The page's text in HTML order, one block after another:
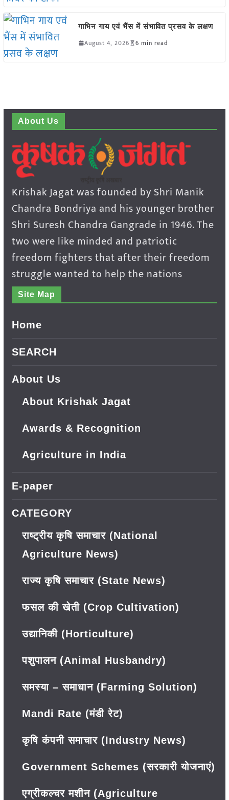
गाभिन गाय एवं भैंस में संभावित प्रसव के लक्षण
August 4, 2026 6 min read
About Us
Krishak Jagat was founded by Shri Manik
Chandra Bondriya and his younger brother
Shri Suresh Chandra Gangrade in 1946. The
two were like minded and patriotic
freedom fighters that after their freedom
struggle wanted to help the nations
Site Map
Home
SEARCH
About Us
About Krishak Jagat
Awards & Recognition
Agriculture in India
E-paper
CATEGORY
राष्ट्रीय कृषि समाचार (National
Agriculture News)
राज्य कृषि समाचार (State News)
फसल की खेती (Crop Cultivation)
उद्यानिकी (Horticulture)
पशुपालन (Animal Husbandry)
समस्या – समाधान (Farming Solution)
Mandi Rate (मंडी रेट)
कृषि कंपनी समाचार (Industry News)
Government Schemes (सरकारी योजनाएं)
एग्रीकल्चर मशीन (Agriculture